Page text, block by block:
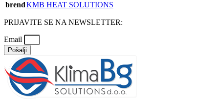
brendKMB HEAT SOLUTIONS
PRIJAVITE SE NA NEWSLETTER:
Email
Pošalji